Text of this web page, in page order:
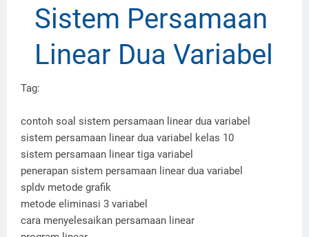
Sistem Persamaan
Linear Dua Variabel
Tag:
contoh soal sistem persamaan linear dua variabel
sistem persamaan linear dua variabel kelas 10
sistem persamaan linear tiga variabel
penerapan sistem persamaan linear dua variabel
spldv metode grafik
metode eliminasi 3 variabel
cara menyelesaikan persamaan linear